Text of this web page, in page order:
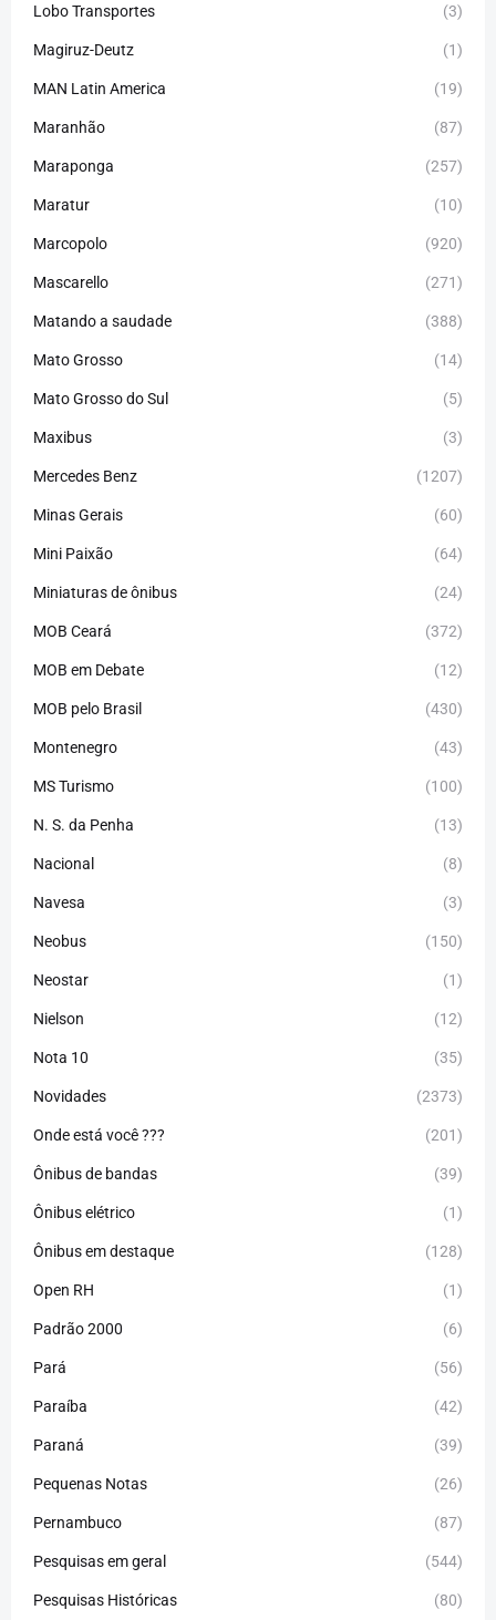
Lobo Transportes (3)
Magiruz-Deutz (1)
MAN Latin America (19)
Maranhão (87)
Maraponga (257)
Maratur (10)
Marcopolo (920)
Mascarello (271)
Matando a saudade (388)
Mato Grosso (14)
Mato Grosso do Sul (5)
Maxibus (3)
Mercedes Benz (1207)
Minas Gerais (60)
Mini Paixão (64)
Miniaturas de ônibus (24)
MOB Ceará (372)
MOB em Debate (12)
MOB pelo Brasil (430)
Montenegro (43)
MS Turismo (100)
N. S. da Penha (13)
Nacional (8)
Navesa (3)
Neobus (150)
Neostar (1)
Nielson (12)
Nota 10 (35)
Novidades (2373)
Onde está você ??? (201)
Ônibus de bandas (39)
Ônibus elétrico (1)
Ônibus em destaque (128)
Open RH (1)
Padrão 2000 (6)
Pará (56)
Paraíba (42)
Paraná (39)
Pequenas Notas (26)
Pernambuco (87)
Pesquisas em geral (544)
Pesquisas Históricas (80)